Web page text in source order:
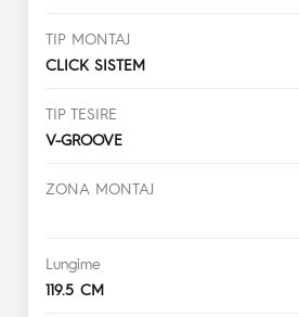
TIP MONTAJ
CLICK SISTEM
TIP TESIRE
V-GROOVE
ZONA MONTAJ
Lungime
119.5 CM